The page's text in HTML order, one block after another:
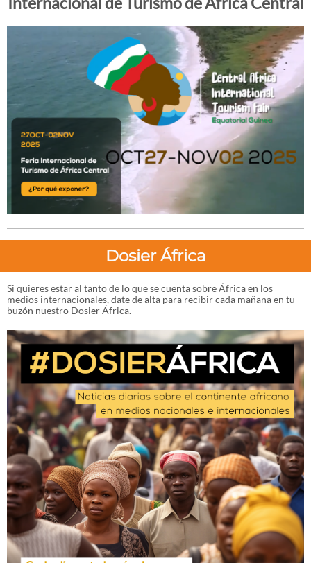
Dosier África
Si quieres estar al tanto de lo que se cuenta sobre África en los
medios internacionales, date de alta para recibir cada mañana en tu
buzón nuestro Dosier África.